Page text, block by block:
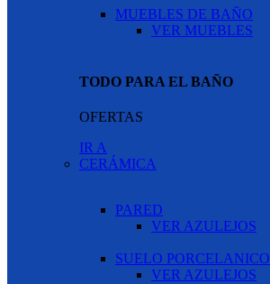
MUEBLES DE BAÑO
VER MUEBLES
TODO PARA EL BAÑO
OFERTAS
IR A
CERÁMICA
PARED
VER AZULEJOS
SUELO PORCELANICO
VER AZULEJOS